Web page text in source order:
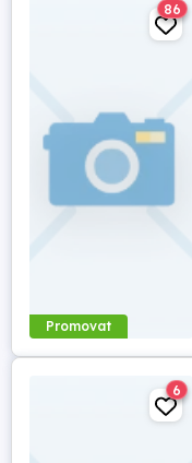
Promovat
86
6